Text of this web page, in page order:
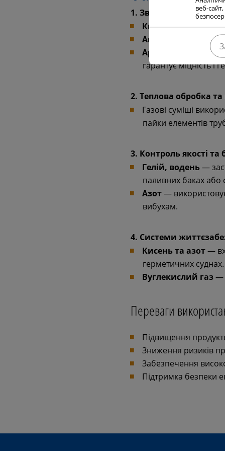
1. Зварювання та
Кисень—
Ацетилен, пропан
Аргон,
гарантує міцність і
2. Теплова обробка
Газові суміші
пайки елементів
3. Контроль якості та
Гелій, водень—
паливних баках або
Азот—
вибухам.
4. Системи
Кисень та азот—
герметичних суднах.
Вуглекислий газ—
Переваги
Підвищення
Зниження ризиків
Забезпечення
Підтримка безпеки
веб-